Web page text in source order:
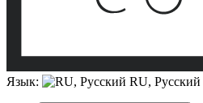
Язык: RU, Русский